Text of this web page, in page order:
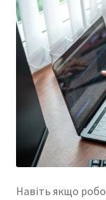
Навіть якщо